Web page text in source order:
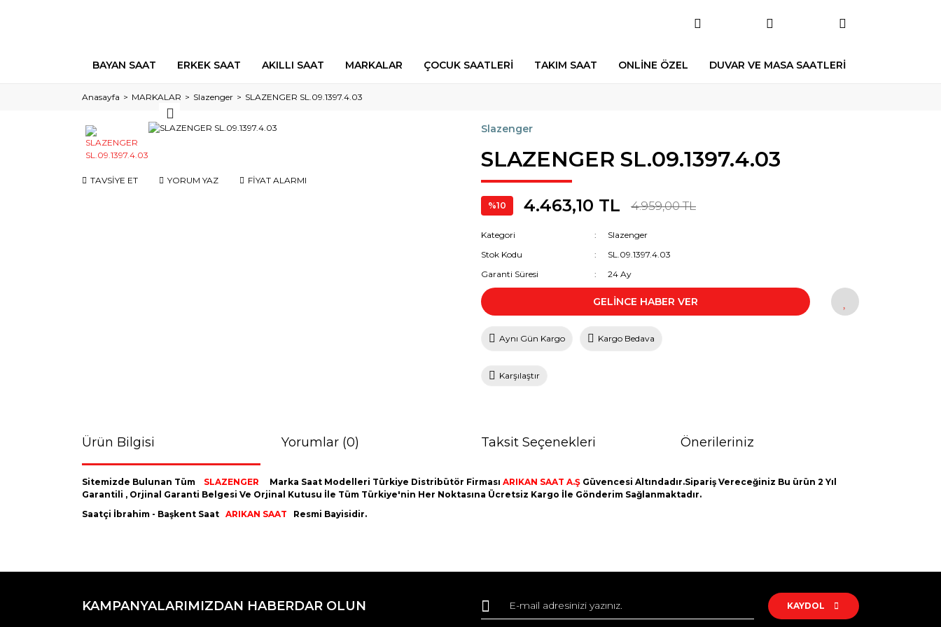
BAYAN SAAT ERKEK SAAT AKILLI SAAT MARKALAR ÇOCUK SAATLERİ TAKIM SAAT ONLİNE ÖZEL DUVAR VE MASA SAATLERİ
Anasayfa MARKALAR Slazenger SLAZENGER SL.09.1397.4.03
TAVSİYE ET YORUM YAZ FİYAT ALARMI
Slazenger
SLAZENGER SL.09.1397.4.03
%10 4.463,10 TL 4.959,00 TL
Kategori
Slazenger
Stok Kodu
SL.09.1397.4.03
Garanti Süresi
24 Ay
GELİNCE HABER VER
Aynı Gün Kargo Kargo Bedava
Karşılaştır
Ürün Bilgisi Yorumlar (0) Taksit Seçenekleri Önerileriniz
Sitemizde Bulunan Tüm SLAZENGER Marka Saat Modelleri Türkiye Distribütör Firması ARIKAN SAAT A.Ş Güvencesi Altındadır.Sipariş Vereceğiniz Bu ürün 2 Yıl
Garantili , Orjinal Garanti Belgesi Ve Orjinal Kutusu İle Tüm Türkiye'nin Her Noktasına Ücretsiz Kargo İle Gönderim Sağlanmaktadır.
Saatçi İbrahim - Başkent Saat ARIKAN SAAT Resmi Bayisidir.
Yorum Yaz
Görüş ve önerileriniz için teşekkür ederiz.
Ürün resmi kalitesiz, bozuk veya görüntülenemiyor.
KAMPANYALARIMIZDAN HABERDAR OLUN KAYDOL